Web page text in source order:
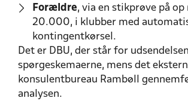
Forældre, via en stikprøve på op
20.000, i klubber med
kontingentkørsel.
Det er DBU, der står for
spørgeskemaerne, mens det
konsulentbureau Rambøll
analysen.